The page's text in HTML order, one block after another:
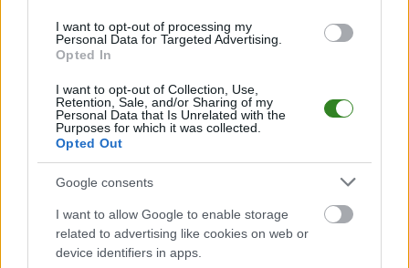
I want to opt-out of processing my
Personal Data for Targeted Advertising.
Opted In
I want to opt-out of Collection, Use,
Retention, Sale, and/or Sharing of my
Personal Data that Is Unrelated with the
Purposes for which it was collected.
Opted Out
Google consents
I want to allow Google to enable storage
related to advertising like cookies on web or
device identifiers in apps.
odbędzie się w ramach 10. kolejki - Dębica > Klasa Okręgowa. Spotkanie
zostanie rozegrane w dniu 11 października 2024. Początek meczu o godz.
Brzostowianka Brzostekprzystępuje do tego spotkania w roli
gospodarza. Jak drużyna radzi sobie w sezonie 2024/2025 rozgrywek
Dębica > Klasa Okręgowa przed własną publicznością? Na tej stronie
możecie zobaczyć tabelę uwzględniającą tylko mecze u siebie. W tabeli
biorącej pod uwagę tylko mecze wyjazdowe możecie natomiast
sprawdzić jak spisuje się klubLechia Sędziszów Małopolski.
Dębica > Klasa Okręgowa - sytuacja w tabeli
Przed meczami 10. kolejki - Dębica > Klasa Okręgowa gospodarze
(Brzostowianka Brzostek) zajmują 7. miejscew tabeli. Goście (Lechia
Sędziszów Małopolski) plasują się na